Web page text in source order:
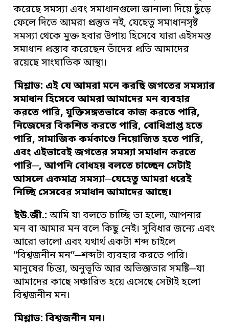
করেছে সমস্যা এবং সমাধানগুলো জানালা দিয়ে ছুঁড়ে
ফেলে দিতে আমরা প্রস্তুত নই, যেহেতু সমাধানসৃষ্ট
সমস্যা থেকে মুক্ত হবার উপায় হিসেবে যারা এইসমস্ত
সমাধান প্রস্তাব করেছেন তাঁদের প্রতি আমাদের
রয়েছে সাংঘাতিক আস্থা।
মিশ্লাভ: এই যে আমরা মনে করছি জগতের সমস্যার
সমাধান হিসেবে আমরা আমাদের মন ব্যবহার
করতে পারি,যুক্তিসঙ্গতভাবে কাজ করতে পারি,
নিজেদের বিকশিত করতে পারি, বোধিপ্রাপ্ত হতে
পারি,সামাজিক কর্মকাণ্ডে নিয়োজিত হতে পারি,
এবং এইভাবেই জগতের সমস্যা সমাধান করতে
পারি─,আপনি বোধহয় বলতে চাচ্ছেন সেটাই
আসলে একমাত্র সমস্যা─যেহেতু আমরা ধরেই
নিচ্ছি সেসবের সমাধান আমাদের আছে।
ইউ.জী.: আমি যা বলতে চাচ্ছি তা হলো, আপনার
মন বা আমার মন বলে কিছু নেই। সুবিধার জন্যে এবং
আরো ভালো এবং যথার্থ একটা শব্দ চাইলে
‘‘বিশ্বজনীন মন’’─শব্দটা ব্যবহার করতে পারি।
মানুষের চিন্তা, অনুভূতি আর অভিজ্ঞতার সমষ্টি─যা
আমাদের কাছে সঞ্চারিত হয়ে এসেছে সেটাই হলো
বিশ্বজনীন মন।
মিশ্লাভ:বিশ্বজনীন মন।